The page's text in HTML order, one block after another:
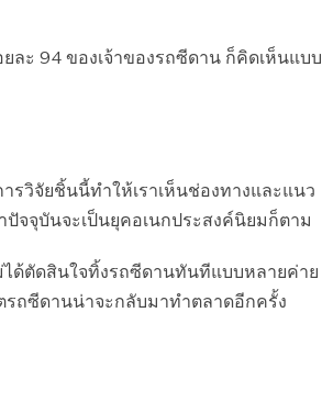
ละ 94 ของเจ้าของรถซีดาน ก็คิดเห็นแบบ
ารวิจัยชิ้นนี้ทำให้เราเห็นช่องทางและแนว
จจุบันจะเป็นยุคอเนกประสงค์นิยมก็ตาม
ด้ตัดสินใจทิ้งรถซีดานทันทีแบบหลายค่าย
ถซีดานน่าจะกลับมาทำตลาดอีกครั้ง